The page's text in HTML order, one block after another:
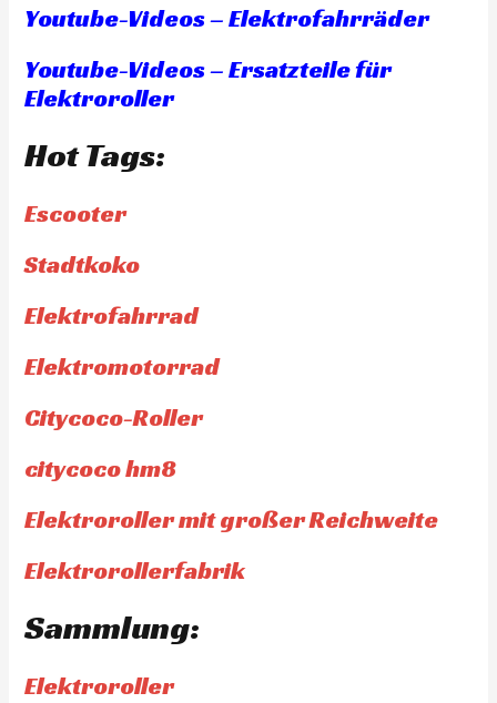
Youtube-Videos – Elektrofahrräder
Youtube-Videos – Ersatzteile für
Elektroroller
Hot Tags:
Escooter
Stadtkoko
Elektrofahrrad
Elektromotorrad
Citycoco-Roller
citycoco hm8
Elektroroller mit großer Reichweite
Elektrorollerfabrik
Sammlung:
Elektroroller